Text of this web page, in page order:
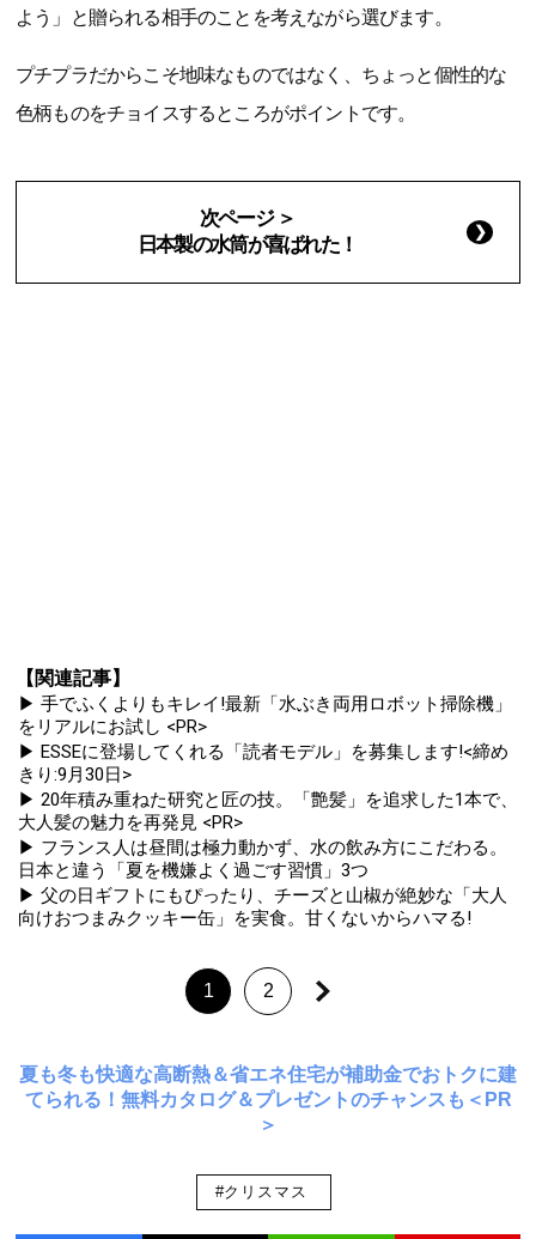
よう」と贈られる相手のことを考えながら選びます。
プチプラだからこそ地味なものではなく、ちょっと個性的な
色柄ものをチョイスするところがポイントです。
次ページ ＞
日本製の水筒が喜ばれた！
【関連記事】
▶ 手でふくよりもキレイ!最新「水ぶき両用ロボット掃除機」
をリアルにお試し <PR>
▶ ESSEに登場してくれる「読者モデル」を募集します!<締め
きり:9月30日>
▶ 20年積み重ねた研究と匠の技。「艶髪」を追求した1本で、
大人髪の魅力を再発見 <PR>
▶ フランス人は昼間は極力動かず、水の飲み方にこだわる。
日本と違う「夏を機嫌よく過ごす習慣」3つ
▶ 父の日ギフトにもぴったり、チーズと山椒が絶妙な「大人
向けおつまみクッキー缶」を実食。甘くないからハマる!
1 2
夏も冬も快適な高断熱＆省エネ住宅が補助金でおトクに建
てられる！無料カタログ＆プレゼントのチャンスも＜PR
＞
#クリスマス